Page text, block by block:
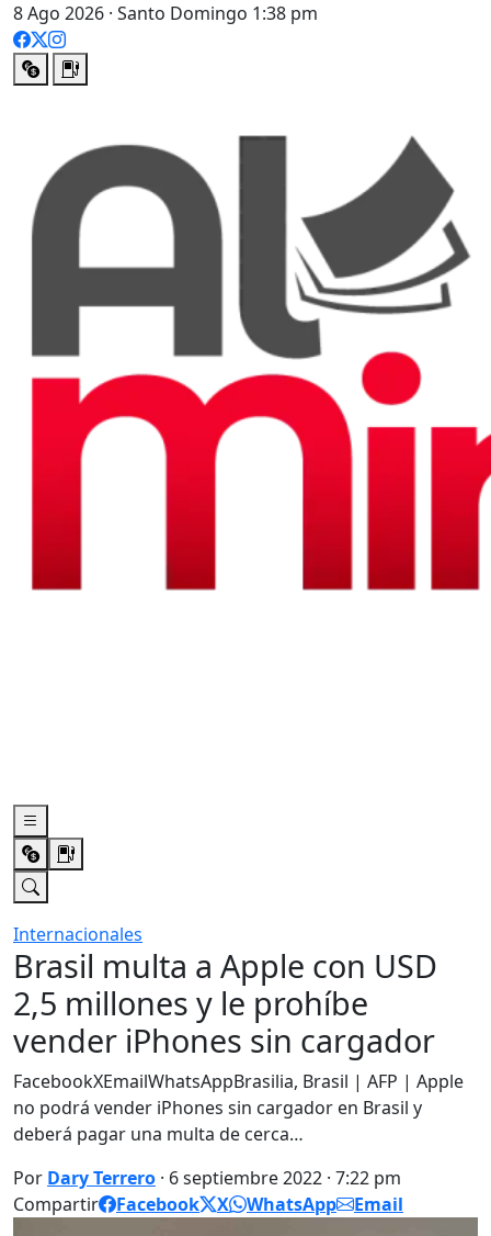
8 Ago 2026 · Santo Domingo 1:38 pm
Internacionales
Brasil multa a Apple con USD
2,5 millones y le prohíbe
vender iPhones sin cargador
FacebookXEmailWhatsAppBrasilia, Brasil | AFP | Apple
no podrá vender iPhones sin cargador en Brasil y
deberá pagar una multa de cerca…
Por Dary Terrero · 6 septiembre 2022 · 7:22 pm
Compartir
Facebook X WhatsApp Email